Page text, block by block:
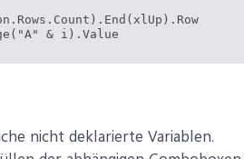
& i).Value
Combobox
Then Exit Sub
nicht deklarierte Variablen.